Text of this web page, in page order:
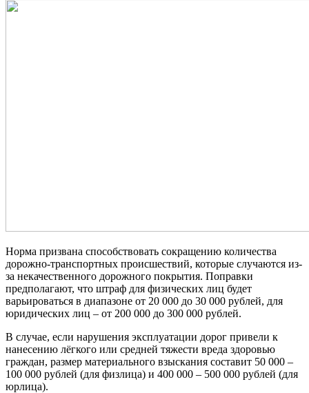
Норма призвана способствовать сокращению количества
дорожно-транспортных происшествий, которые случаются из-
за некачественного дорожного покрытия. Поправки
предполагают, что штраф для физических лиц будет
варьироваться в диапазоне от 20 000 до 30 000 рублей, для
юридических лиц – от 200 000 до 300 000 рублей.
В случае, если нарушения эксплуатации дорог привели к
нанесению лёгкого или средней тяжести вреда здоровью
граждан, размер материального взыскания составит 50 000 –
100 000 рублей (для физлица) и 400 000 – 500 000 рублей (для
юрлица).